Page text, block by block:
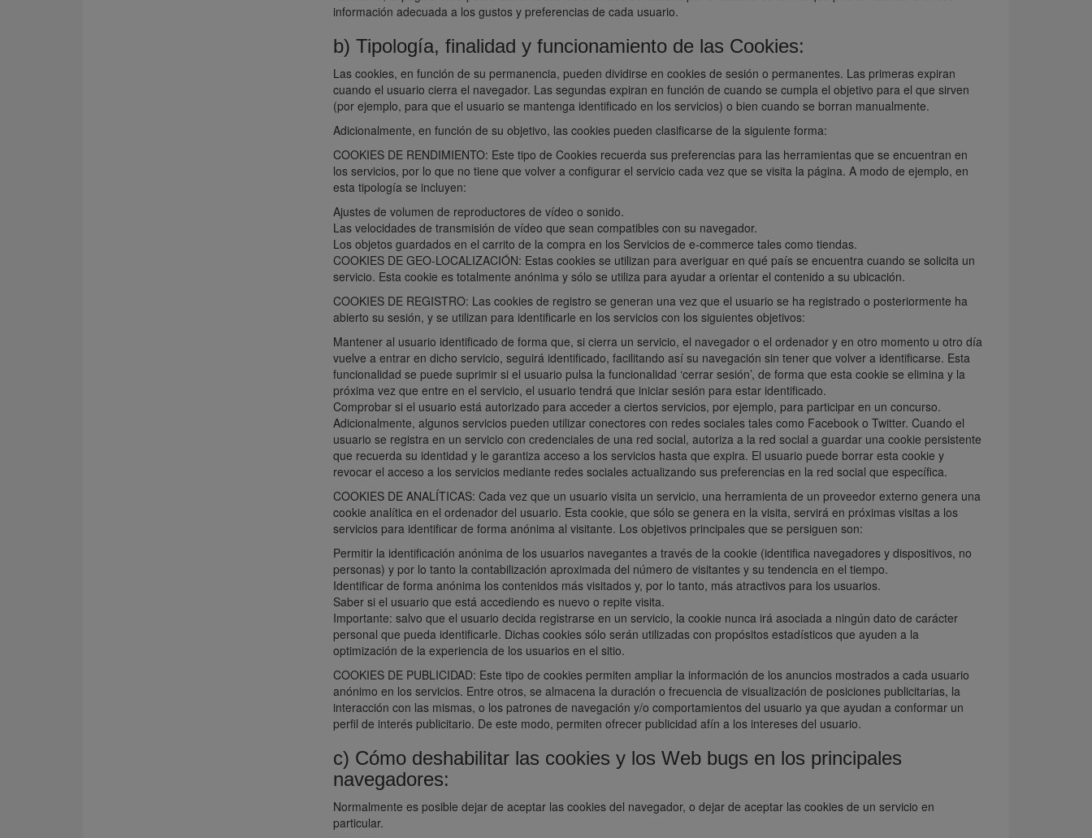
información adecuada a los gustos y preferencias de cada usuario.
b) Tipología, finalidad y funcionamiento de las Cookies:
Las cookies, en función de su permanencia, pueden dividirse en cookies de sesión o permanentes. Las primeras expiran
cuando el usuario cierra el navegador. Las segundas expiran en función de cuando se cumpla el objetivo para el que sirven
(por ejemplo, para que el usuario se mantenga identificado en los servicios) o bien cuando se borran manualmente.
Adicionalmente, en función de su objetivo, las cookies pueden clasificarse de la siguiente forma:
COOKIES DE RENDIMIENTO: Este tipo de Cookies recuerda sus preferencias para las herramientas que se encuentran en
los servicios, por lo que no tiene que volver a configurar el servicio cada vez que se visita la página. A modo de ejemplo, en
esta tipología se incluyen:
Ajustes de volumen de reproductores de vídeo o sonido.
Las velocidades de transmisión de vídeo que sean compatibles con su navegador.
Los objetos guardados en el carrito de la compra en los Servicios de e-commerce tales como tiendas.
COOKIES DE GEO-LOCALIZACIÓN: Estas cookies se utilizan para averiguar en qué país se encuentra cuando se solicita un
servicio. Esta cookie es totalmente anónima y sólo se utiliza para ayudar a orientar el contenido a su ubicación.
COOKIES DE REGISTRO: Las cookies de registro se generan una vez que el usuario se ha registrado o posteriormente ha
abierto su sesión, y se utilizan para identificarle en los servicios con los siguientes objetivos:
Mantener al usuario identificado de forma que, si cierra un servicio, el navegador o el ordenador y en otro momento u otro día
vuelve a entrar en dicho servicio, seguirá identificado, facilitando así su navegación sin tener que volver a identificarse. Esta
funcionalidad se puede suprimir si el usuario pulsa la funcionalidad ‘cerrar sesión’, de forma que esta cookie se elimina y la
próxima vez que entre en el servicio, el usuario tendrá que iniciar sesión para estar identificado.
Comprobar si el usuario está autorizado para acceder a ciertos servicios, por ejemplo, para participar en un concurso.
Adicionalmente, algunos servicios pueden utilizar conectores con redes sociales tales como Facebook o Twitter. Cuando el
usuario se registra en un servicio con credenciales de una red social, autoriza a la red social a guardar una cookie persistente
que recuerda su identidad y le garantiza acceso a los servicios hasta que expira. El usuario puede borrar esta cookie y
revocar el acceso a los servicios mediante redes sociales actualizando sus preferencias en la red social que específica.
COOKIES DE ANALÍTICAS: Cada vez que un usuario visita un servicio, una herramienta de un proveedor externo genera una
cookie analítica en el ordenador del usuario. Esta cookie, que sólo se genera en la visita, servirá en próximas visitas a los
servicios para identificar de forma anónima al visitante. Los objetivos principales que se persiguen son:
Permitir la identificación anónima de los usuarios navegantes a través de la cookie (identifica navegadores y dispositivos, no
personas) y por lo tanto la contabilización aproximada del número de visitantes y su tendencia en el tiempo.
Identificar de forma anónima los contenidos más visitados y, por lo tanto, más atractivos para los usuarios.
Saber si el usuario que está accediendo es nuevo o repite visita.
Importante: salvo que el usuario decida registrarse en un servicio, la cookie nunca irá asociada a ningún dato de carácter
personal que pueda identificarle. Dichas cookies sólo serán utilizadas con propósitos estadísticos que ayuden a la
optimización de la experiencia de los usuarios en el sitio.
COOKIES DE PUBLICIDAD: Este tipo de cookies permiten ampliar la información de los anuncios mostrados a cada usuario
anónimo en los servicios. Entre otros, se almacena la duración o frecuencia de visualización de posiciones publicitarias, la
interacción con las mismas, o los patrones de navegación y/o comportamientos del usuario ya que ayudan a conformar un
perfil de interés publicitario. De este modo, permiten ofrecer publicidad afín a los intereses del usuario.
c) Cómo deshabilitar las cookies y los Web bugs en los principales
navegadores:
Normalmente es posible dejar de aceptar las cookies del navegador, o dejar de aceptar las cookies de un servicio en
particular.